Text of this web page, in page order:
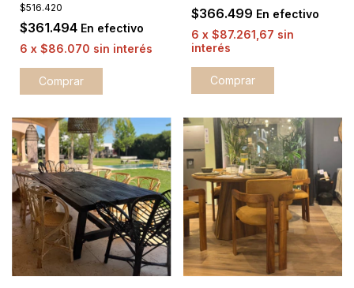
$516.420
$361.494 En efectivo
6 x $86.070 sin interés
$366.499 En efectivo
6 x $87.261,67 sin
interés